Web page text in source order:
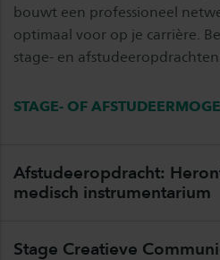
bouwt een professioneel
optimaal voor op je carrière.
stage- en afstudeeropdrachten.
STAGE- OF
Afstudeeropdracht:
medisch instrumentarium
Stage Creatieve